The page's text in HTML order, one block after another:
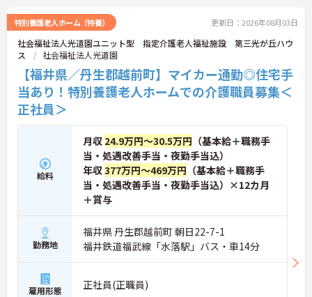
ご興味のある方には、面接対策ポイント等、さらに
詳細をお話ししますのでお気軽にご相談ください。
特別養護老人ホーム（特養） 更新日：2026年08月03日
社会福祉法人光道園ユニット型 指定介護老人福祉施設 第三光が丘ハウ
ス
社会福祉法人光道園
【福井県／丹生郡越前町】マイカー通勤◎住宅手
当あり！特別養護老人ホームでの介護職員募集＜
正社員＞
給料
月収 24.9万円～30.5万円 （基本給＋職務手
当・処遇改善手当・夜勤手当込）
年収377万円～469万円 （基本給＋職務手
当・処遇改善手当・夜勤手当込）×12カ月
＋賞与
勤務地
福井県 丹生郡越前町 朝日22-7-1
福井鉄道福武線「水落駅」バス・車14分
雇用形態 正社員(正職員)